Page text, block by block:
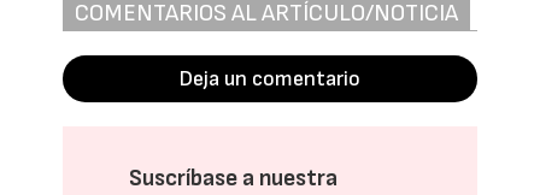
COMENTARIOS AL ARTÍCULO/NOTICIA
Deja un comentario
Suscríbase a nuestra